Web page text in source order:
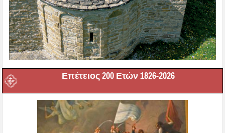
Επέτειος 200 Ετών 1826-2026